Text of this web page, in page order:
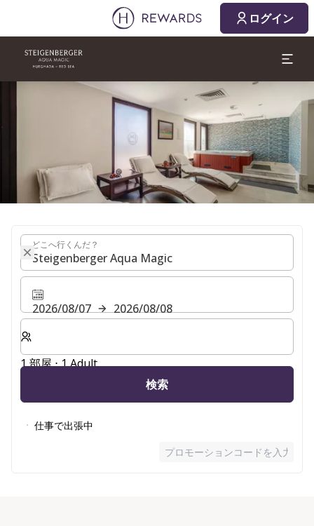
ログイン
2026/08/08
どこへ行くんだ？
どこへ行くんだ？
2026/08/07
2026/08/08
客室数と宿泊人数をお選びください。
1 部屋 ⋅ 1 Adult
検索
仕事で出張中
プロモーションコードを入力